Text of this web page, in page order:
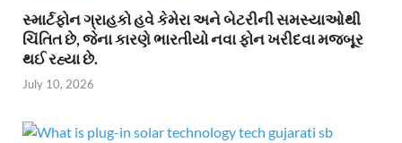
સ્માર્ટફોન ગ્રાહકો હવે કેમેરા અને બેટરીની સમસ્યાઓથી
ચિંતિત છે, જેના કારણે ભારતીયો નવા ફોન ખરીદવા મજબૂર
થઈ રહ્યા છે.
July 10, 2026